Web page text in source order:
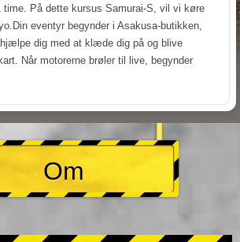
time. På dette kursus Samurai-S, vil vi køre
eventyr begynder i Asakusa-butikken,
dig med at klæde dig på og blive
Når motorerne brøler til live, begynder
Om